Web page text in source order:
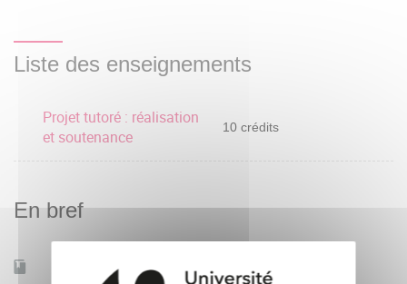
Liste des enseignements
Projet tutoré : réalisation
et soutenance
10 crédits
En bref
Accessible à distance Non